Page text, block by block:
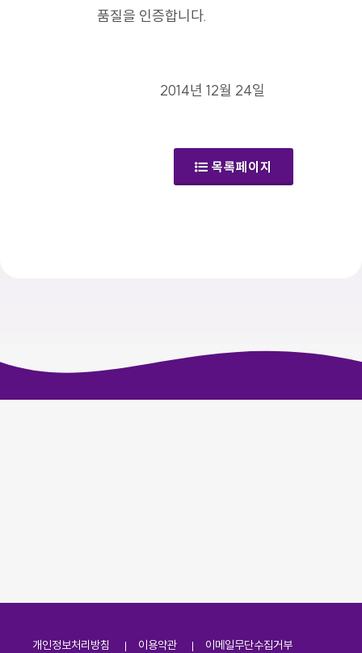
품질을 인증합니다.
2014년 12월 24일
목록페이지
개인정보처리방침 이용약관 이메일무단수집거부